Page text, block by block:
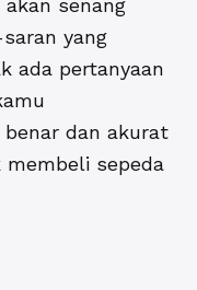
akan senang
yang
ada pertanyaan
dan akurat
sepeda